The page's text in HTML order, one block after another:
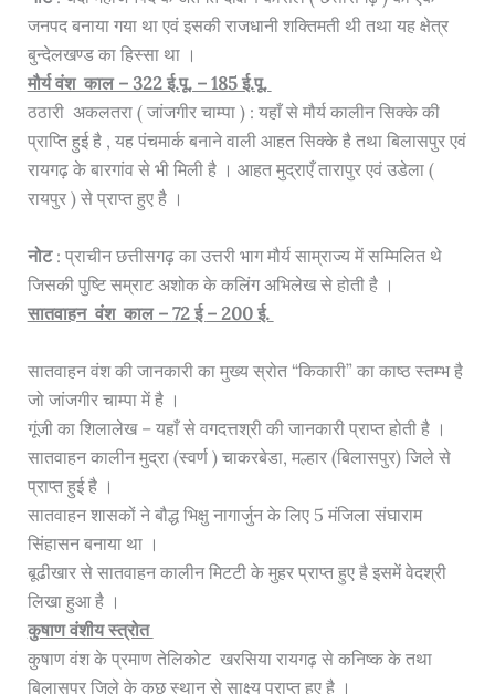
जनपद बनाया गया था एवं इसकी राजधानी शक्तिमती थी तथा यह क्षेत्र
बुन्देलखण्ड का हिस्सा था ।
मौर्य वंश काल – 322 ई.पू. – 185 ई.पू.
ठठारी अकलतरा ( जांजगीर चाम्पा ) : यहाँ से मौर्य कालीन सिक्के की
प्राप्ति हुई है , यह पंचमार्क बनाने वाली आहत सिक्के है तथा बिलासपुर एवं
रायगढ़ के बारगांव से भी मिली है । आहत मुद्राएँ तारापुर एवं उडेला (
रायपुर ) से प्राप्त हुए है ।
नोट: प्राचीन छत्तीसगढ़ का उत्तरी भाग मौर्य साम्राज्य में सम्मिलित थे
जिसकी पुष्टि सम्राट अशोक के कलिंग अभिलेख से होती है ।
सातवाहन वंश काल – 72 ई– 200 ई.
सातवाहन वंश की जानकारी का मुख्य स्रोत “किकारी” का काष्ठ स्तम्भ है
जो जांजगीर चाम्पा में है ।
गूंजी का शिलालेख – यहाँ से वगदत्तश्री की जानकारी प्राप्त होती है ।
सातवाहन कालीन मुद्रा (स्वर्ण ) चाकरबेडा, मल्हार (बिलासपुर) जिले से
प्राप्त हुई है ।
सातवाहन शासकों ने बौद्ध भिक्षु नागार्जुन के लिए 5 मंजिला संघाराम
सिंहासन बनाया था ।
बूढीखार से सातवाहन कालीन मिटटी के मुहर प्राप्त हुए है इसमें वेदश्री
लिखा हुआ है ।
कुषाण वंशीय स्त्रोत
कुषाण वंश के प्रमाण तेलिकोट खरसिया रायगढ़ से कनिष्क के तथा
बिलासपुर जिले के कुछ स्थान से साक्ष्य प्राप्त हुए है ।